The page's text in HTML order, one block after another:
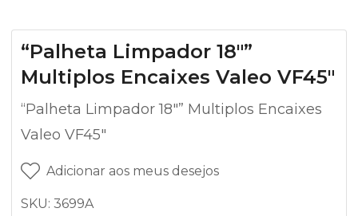
“Palheta Limpador 18″”
Multiplos Encaixes Valeo VF45″
“Palheta Limpador 18″” Multiplos Encaixes
Valeo VF45″
Adicionar aos meus desejos
SKU: 3699A